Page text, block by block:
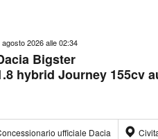
agosto 2026 alle 02:34
Bigster
hybrid Journey 155cv
ufficiale Dacia